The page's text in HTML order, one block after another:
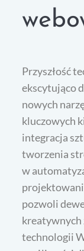
Przyszłość
ekscytująco
nowych
kluczowych
integracja
tworzenia
w
pozwoli
kreatywnych
technologii